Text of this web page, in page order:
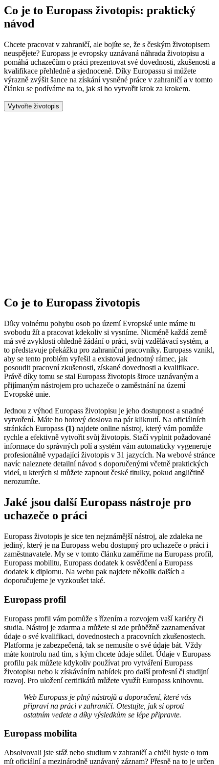
Co je to Europass životopis: praktický
návod
Chcete pracovat v zahraničí, ale bojíte se, že s českým životopisem
neuspějete? Europass je evropsky uznávaná náhrada životopisu a
pomáhá uchazečům o práci prezentovat své dovednosti, zkušenosti a
kvalifikace přehledně a sjednoceně. Díky Europassu si můžete
výrazně zvýšit šance na získání vysněné práce v zahraničí a v tomto
článku se podíváme na to, jak si ho vytvořit krok za krokem.
Vytvořte životopis
Co je to Europass životopis
Díky volnému pohybu osob po území Evropské unie máme tu
svobodu žít a pracovat kdekoliv si vysníme. Nicméně každá země
má své zvyklosti ohledně žádání o práci, svůj vzdělávací systém, a
to představuje překážku pro zahraniční pracovníky. Europass vznikl,
aby se tento problém vyřešil a existoval jednotný rámec, jak
posoudit pracovní zkušenosti, získané dovednosti a kvalifikace.
Právě díky tomu se stal Europass životopis široce uznávaným a
přijímaným nástrojem pro uchazeče o zaměstnání na území
Evropské unie.
Jednou z výhod Europass životopisu je jeho dostupnost a snadné
vytvoření. Máte ho hotový doslova na pár kliknutí. Na oficiálních
stránkách Europass (1) najdete online nástroj, který vám pomůže
rychle a efektivně vytvořit svůj životopis. Stačí vyplnit požadované
informace do správných polí a systém vám automaticky vygeneruje
profesionálně vypadající životopis v 31 jazycích. Na webové stránce
navíc naleznete detailní návod s doporučenými včetně praktických
videí, u kterých si můžete zapnout české titulky, pokud angličtině
nerozumíte.
Jaké jsou další Europass nástroje pro
uchazeče o práci
Europass životopis je sice ten nejznámější nástroj, ale zdaleka ne
jediný, který je na Europass webu dostupný pro uchazeče o práci i
zaměstnavatele. My se v tomto článku zaměříme na Europass profil,
Europass mobilitu, Europass dodatek k osvědčení a Europass
dodatek k diplomu. Na webu pak najdete několik dalších a
doporučujeme je vyzkoušet také.
Europass profil
Europass profil vám pomůže s řízením a rozvojem vaší kariéry či
studia. Nástroj je zdarma a můžete si zde průběžně zaznamenávat
údaje o své kvalifikaci, dovednostech a pracovních zkušenostech.
Platforma je zabezpečená, tak se nemusíte o své údaje bát. Vždy
máte kontrolu nad tím, s kým chcete údaje sdílet. Údaje v Europass
profilu pak můžete kdykoliv používat pro vytváření Europass
životopisu nebo k získáváním nabídek pro další profesní či studijní
rozvoj. Pro uložení certifikátů můžete využít Europass knihovnu.
Web Europass je plný nástrojů a doporučení, které vás
připraví na práci v zahraničí. Otestujte, jak si oproti
ostatním vedete a díky výsledkům se lépe připravte.
Europass mobilita
Absolvovali jste stáž nebo studium v zahraničí a chtěli byste o tom
mít oficiální a mezinárodně uznávaný záznam? Přesně na to je určen